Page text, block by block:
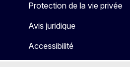
Protection de la vie privée
Avis juridique
Accessibilité